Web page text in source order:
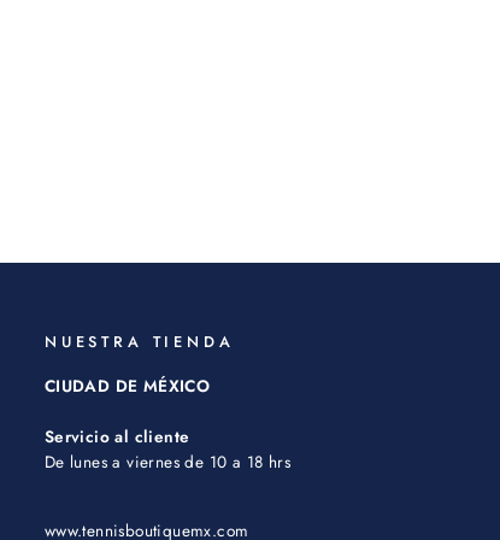
NUESTRA TIENDA
CIUDAD DE MÉXICO
Servicio al cliente
De lunes a viernes de 10 a 18 hrs
www.tennisboutiquemx.com